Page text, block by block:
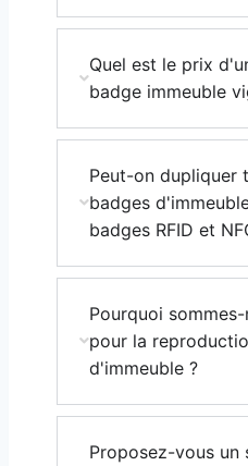
Quel est le prix
badge immeuble
Peut-on dupliquer
badges
badges RFID et
Pourquoi
pour la
d'immeuble ?
Proposez-vous un